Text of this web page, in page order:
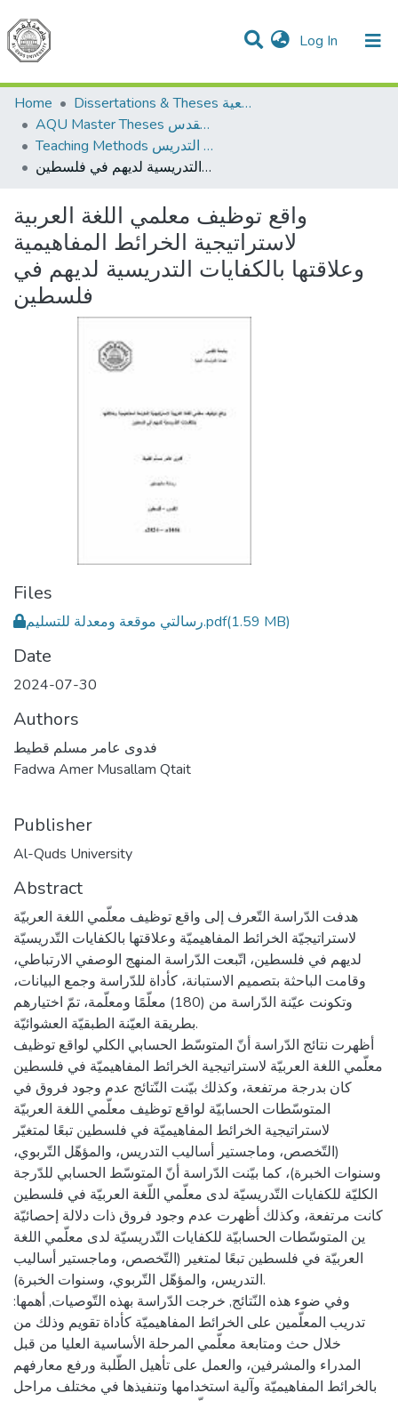
Log In (current)
Communities & Collections
All of DSpace
Home
Dissertations & Theses الرسائل الجامعية
AQU Master Theses الرسائل الجامعية الخاصة بجامعة القدس
Teaching Methods أساليب التدريس
واقع توظيف معلمي اللغة العربية لاستراتيجية الخرائط المفاهيمية وعلاقتها بالكفايات التدريسية لديهم في فلسطين
واقع توظيف معلمي اللغة العربية
لاستراتيجية الخرائط المفاهيمية
وعلاقتها بالكفايات التدريسية لديهم في
فلسطين
Files
رسالتي موقعة ومعدلة للتسليم.pdf(1.59 MB)
Date
2024-07-30
Authors
فدوى عامر مسلم قطيط
Fadwa Amer Musallam Qtait
Publisher
Al-Quds University
Abstract
هدفت الدّراسة التّعرف إلى واقع توظيف معلّمي اللغة العربيّة
لاستراتيجيّة الخرائط المفاهيميّة وعلاقتها بالكفايات التّدريسيّة
لديهم في فلسطين، اتّبعت الدّراسة المنهج الوصفي الارتباطي،
وقامت الباحثة بتصميم الاستبانة، كأداة للدّراسة وجمع البيانات،
وتكونت عيّنة الدّراسة من (180) معلّمًا ومعلّمة، تمّ اختيارهم
بطريقة العيّنة الطبقيّة العشوائيّة.
أظهرت نتائج الدّراسة أنّ المتوسّط الحسابي الكلي لواقع توظيف
معلّمي اللغة العربيّة لاستراتيجية الخرائط المفاهيميّة في فلسطين
كان بدرجة مرتفعة، وكذلك بيّنت النّتائج عدم وجود فروق في
المتوسّطات الحسابيّة لواقع توظيف معلّمي اللغة العربيّة
لاستراتيجية الخرائط المفاهيميّة في فلسطين تبعًا لمتغيّر
(التّخصص، وماجستير أساليب التدريس، والمؤهّل التّربوي،
وسنوات الخبرة)، كما بيّنت الدّراسة أنّ المتوسّط الحسابي للدّرجة
الكليّة للكفايات التّدريسيّة لدى معلّمي اللّغة العربيّة في فلسطين
كانت مرتفعة، وكذلك أظهرت عدم وجود فروق ذات دلالة إحصائيّة
ين المتوسّطات الحسابيّة للكفايات التّدريسيّة لدى معلّمي اللغة
العربيّة في فلسطين تبعًا لمتغير (التّخصص، وماجستير أساليب
التدريس، والمؤهّل التّربوي، وسنوات الخبرة).
وفي ضوء هذه النّتائج, خرجت الدّراسة بهذه التّوصيات, أهمها:
تدريب المعلّمين على الخرائط المفاهيميّة كأداة تقويم وذلك من
خلال حث ومتابعة معلّمي المرحلة الأساسية العليا من قبل
المدراء والمشرفين، والعمل على تأهيل الطّلبة ورفع معارفهم
بالخرائط المفاهيميّة وآلية استخدامها وتنفيذها في مختلف مراحل